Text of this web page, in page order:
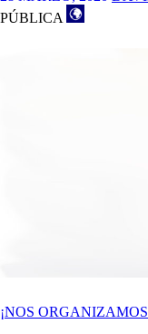
PÚBLICA
¡NOS